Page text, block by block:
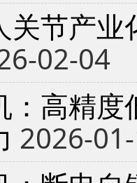
关节产
02-04
：高精
2026-